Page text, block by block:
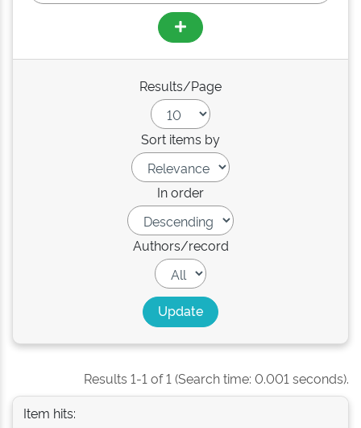
Results/Page
Sort items by
In order
Authors/record
Results 1-1 of 1 (Search time: 0.001 seconds).
Item hits: